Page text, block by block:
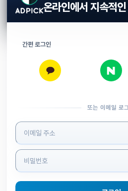
온라인에서 지속적
간편 로그인
또는 이메일 로
로그인 정보 입력